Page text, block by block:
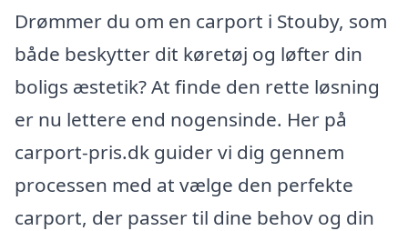
Drømmer du om en carport i Stouby, som
både beskytter dit køretøj og løfter din
boligs æstetik? At finde den rette løsning
er nu lettere end nogensinde. Her på
carport-pris.dk guider vi dig gennem
processen med at vælge den perfekte
carport, der passer til dine behov og din